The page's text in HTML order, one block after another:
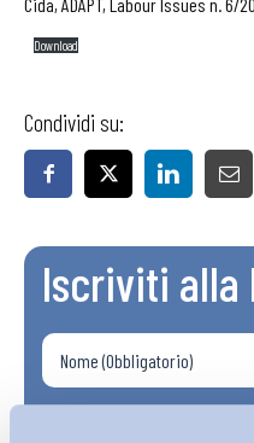
Download
Condividi su:
Iscriviti alla